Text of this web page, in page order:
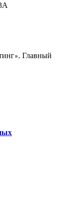
». Главный